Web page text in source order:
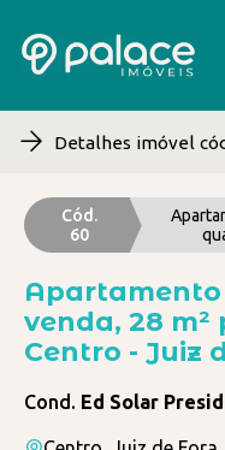
Detalhes imóvel
Cód.
60
Apartamento
venda, 28 m²
Centro - Juiz
Cond. Ed Solar